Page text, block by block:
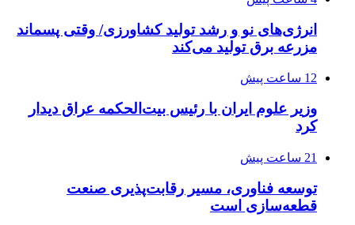
انرژی‌های نو و رشد تولید کشاورزی/ وقتی پسماند
مزرعه‌ برق تولید می‌کند
12 ساعت پیش
وزیر علوم ایران با رئیس بیت‌الحکمه عراق دیدار
کرد
21 ساعت پیش
توسعه فناوری، مسیر رقابت‌پذیری صنعت
قطعه‌سازی است